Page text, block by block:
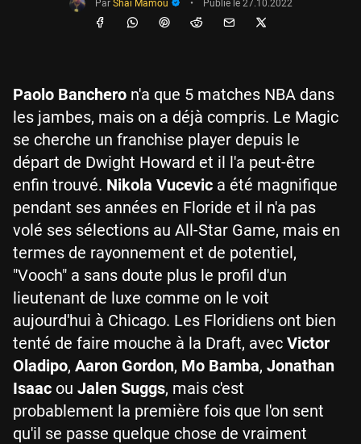
Par Shaï Mamou • Publié le 27.10.2022
Paolo Banchero n'a que 5 matches NBA dans
les jambes, mais on a déjà compris. Le Magic
se cherche un franchise player depuis le
départ de Dwight Howard et il l'a peut-être
enfin trouvé. Nikola Vucevic a été magnifique
pendant ses années en Floride et il n'a pas
volé ses sélections au All-Star Game, mais en
termes de rayonnement et de potentiel,
"Vooch" a sans doute plus le profil d'un
lieutenant de luxe comme on le voit
aujourd'hui à Chicago. Les Floridiens ont bien
tenté de faire mouche à la Draft, avec Victor
Oladipo, Aaron Gordon, Mo Bamba, Jonathan
Isaac ou Jalen Suggs, mais c'est
probablement la première fois que l'on sent
qu'il se passe quelque chose de vraiment